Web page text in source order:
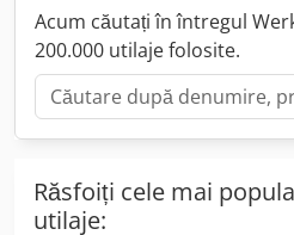
Acum căutați în întregul
200.000 utilaje folosite.
Răsfoiți cele mai
utilaje: